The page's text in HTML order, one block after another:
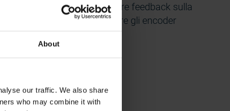
About
our traffic. We also share
who may combine it with
si utilizzano per trasmettere feedback sulla
motori del carrello, mentre gli encoder
rilevare la posizione.
800 series
2000 series